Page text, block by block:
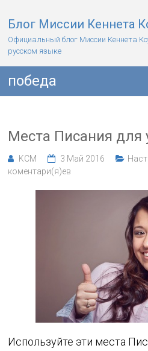
Блог Миссии Кеннета
Официальный блог Миссии Кеннета
русском языке
победа
Места Писания для
KCM 3 Май 2016
коментари(я)ев
Используйте эти места